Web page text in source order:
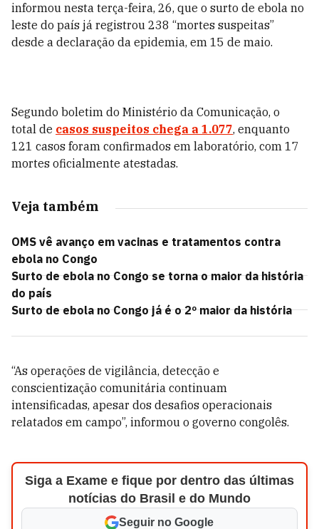
informou nesta terça-feira, 26, que o surto de ebola no
leste do país já registrou 238 “mortes suspeitas”
desde a declaração da epidemia, em 15 de maio.
Segundo boletim do Ministério da Comunicação, o
total de casos suspeitos chega a 1.077, enquanto
121 casos foram confirmados em laboratório, com 17
mortes oficialmente atestadas.
Veja também
OMS vê avanço em vacinas e tratamentos contra
ebola no Congo
Surto de ebola no Congo se torna o maior da história
do país
Surto de ebola no Congo já é o 2º maior da história
“As operações de vigilância, detecção e
conscientização comunitária continuam
intensificadas, apesar dos desafios operacionais
relatados em campo”, informou o governo congolês.
Siga a Exame e fique por dentro das últimas
notícias do Brasil e do Mundo
Seguir no Google